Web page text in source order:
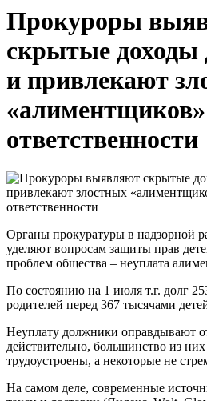
Прокуроры
скрытые доходы
и привлекают
ответственности
Органы прокуратуры в надзорной
уделяют вопросам защиты прав
проблем общества – неуплата
По состоянию на 1 июля т.г. долг
родителей перед 367 тысячами
Неуплату должники оправдывают
действительно, большинство из
трудоустроены, а некоторые не
На самом деле, современные